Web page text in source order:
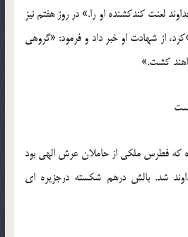
لعنت کندکشنده او را.» در روز هفتم نیز
از شهادت او خبر داد و فرمود: «گروهی
کشت.»
فطرس ملکی از حاملان عرش الهی بود
شد. بالش درهم شکسته درجزیره ای